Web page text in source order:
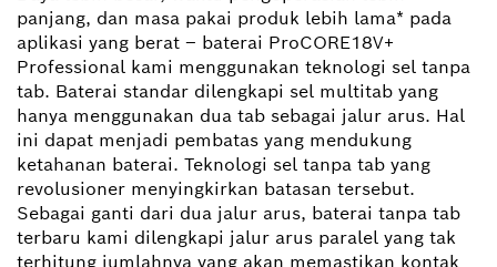
panjang, dan masa pakai produk lebih lama* pada
aplikasi yang berat – baterai ProCORE18V+
Professional kami menggunakan teknologi sel tanpa
tab. Baterai standar dilengkapi sel multitab yang
hanya menggunakan dua tab sebagai jalur arus. Hal
ini dapat menjadi pembatas yang mendukung
ketahanan baterai. Teknologi sel tanpa tab yang
revolusioner menyingkirkan batasan tersebut.
Sebagai ganti dari dua jalur arus, baterai tanpa tab
terbaru kami dilengkapi jalur arus paralel yang tak
terhitung jumlahnya yang akan memastikan kontak